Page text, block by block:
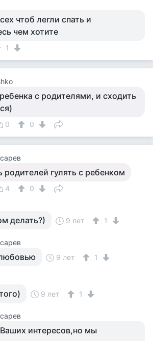
чтоб легли спать и
чем хотите
1
с родителями, и сходить
0 0
родителей гулять с ребенком
4
0
делать?) 9 лет 1
9 лет 1
9 лет 1
интересов,но мы